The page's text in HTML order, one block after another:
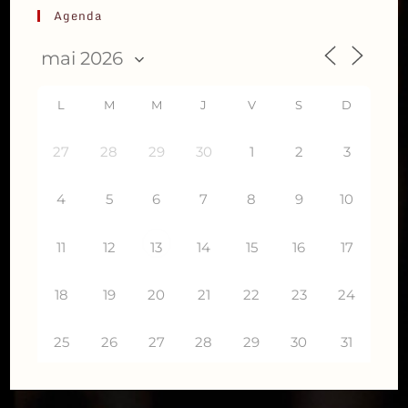
Agenda
L M M J V S D
27 28 29 30 1 2 3
4 5 6 7 8 9 10
11 12 13 14 15 16 17
18 19 20 21 22 23 24
25 26 27 28 29 30 31